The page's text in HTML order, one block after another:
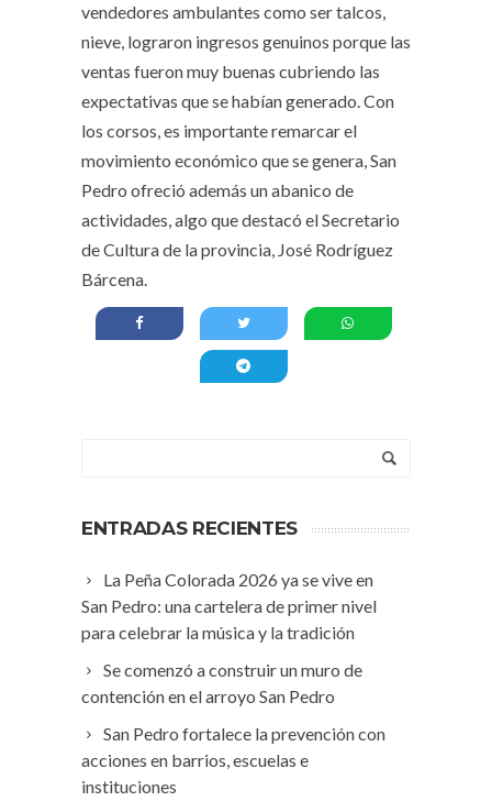
vendedores ambulantes como ser talcos,
nieve, lograron ingresos genuinos porque las
ventas fueron muy buenas cubriendo las
expectativas que se habían generado. Con
los corsos, es importante remarcar el
movimiento económico que se genera, San
Pedro ofreció además un abanico de
actividades, algo que destacó el Secretario
de Cultura de la provincia, José Rodríguez
Bárcena.
ENTRADAS RECIENTES
La Peña Colorada 2026 ya se vive en
San Pedro: una cartelera de primer nivel
para celebrar la música y la tradición
Se comenzó a construir un muro de
contención en el arroyo San Pedro
San Pedro fortalece la prevención con
acciones en barrios, escuelas e
instituciones